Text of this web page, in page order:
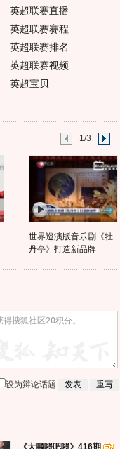
英超联赛直播
英超联赛赛程
英超联赛排名
英超联赛视频
英超宝贝
1/3
世界巡演版音乐剧《牡
丹亭》打造新品牌
设为辩论话题
《大鹏嘚吧嘚》416期